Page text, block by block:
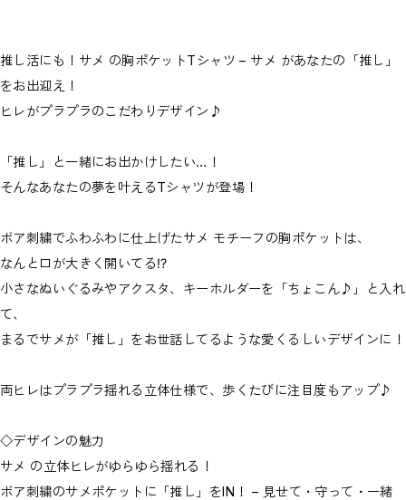
推し活にも！サメ の胸ポケットTシャツ – サメ があなたの「推し」
をお出迎え！
ヒレがプラプラのこだわりデザイン♪
「推し」と一緒にお出かけしたい…！
そんなあなたの夢を叶えるTシャツが登場！
ボア刺繍でふわふわに仕上げたサメ モチーフの胸ポケットは、
なんと口が大きく開いてる⁉
小さなぬいぐるみやアクスタ、キーホルダーを「ちょこん♪」と入れ
て、
まるでサメが「推し」をお世話してるような愛くるしいデザインに！
両ヒレはプラプラ揺れる立体仕様で、歩くたびに注目度もアップ♪
◇デザインの魅力
サメ の立体ヒレがゆらゆら揺れる！
ボア刺繍のサメポケットに「推し」をIN！ – 見せて・守って・一緒